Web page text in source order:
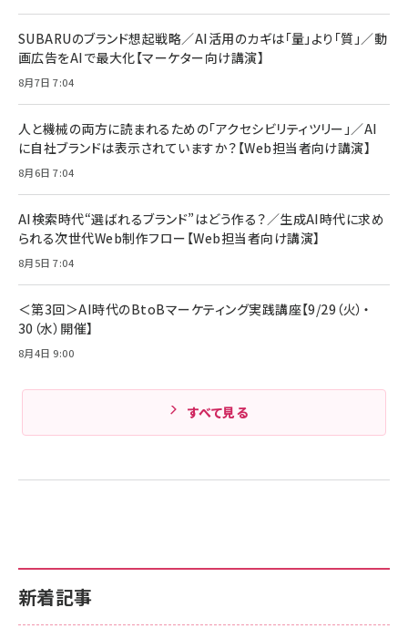
￥880
ママ投資家が育休中に１億貯めた株式投資
組織の成果を最大化する ルールのデザイン
￥1,980
Amazonランキングをもっと見る
￥6,980
全ワイヤレスイヤホン/アクティブノイズキャンセリ
技術基準適合】ブラック
￥5,990
ケーブル Anker絡まないケーブル 240W 結束バン
ド付き USB PD対応 シリコン素材採用 iPhone
17 / 16 / 15 / Galaxy iPad Pro MacBook
Pro/Air 各種対応 (1.8m ミッドナイトブラック)
￥1,890
Pro/Air 各種対応 (1.8m ミッドナイトブラック)
￥1,890
サッポロ 生ビール 黒ラベル 350ml 缶 24本 ビー
ル ケース買い【6/30応募〆切! 黒ラベルビヤセラー
￥4,857
新着記事
SUBARUのブランド想起戦略／AI活用のカギは「量」より「質」／動
画広告をAIで最大化【マーケター向け講演】
8月7日 7:04
人と機械の両方に読まれるための「アクセシビリティツリー」／AI
に自社ブランドは表示されていますか？【Web担当者向け講演】
8月6日 7:04
AI検索時代“選ばれるブランド”はどう作る？／生成AI時代に求め
られる次世代Web制作フロー【Web担当者向け講演】
8月5日 7:04
＜第3回＞AI時代のBtoBマーケティング実践講座【9/29（火）・
30（水）開催】
8月4日 9:00
すべて見る